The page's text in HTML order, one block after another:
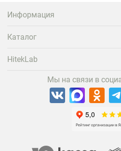
Информация
Каталог
HitekLab
Мы на связи в